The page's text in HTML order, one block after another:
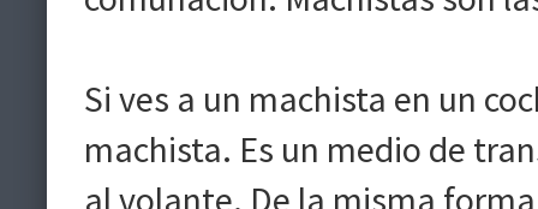
Si ves a un machista en un
machista. Es un medio de
al volante. De la misma